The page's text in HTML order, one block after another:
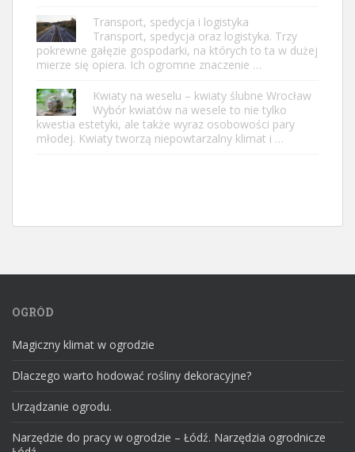
Transport, spedycja i logistyka
Transport, spedycja oraz logistyka. Trzy
pokrewne gałęzie gospodarki, na których to ta w dużej
mierze się opiera. Ich ogromne znaczenie …
Kwiaty na weselu – kwiaty ślubne Wrocław
Wybór kwiatów na wesele to nie tylko
kwestia estetyki, ale także wyraz osobowości pary
młodej. Kwiaty tworzą niepowtarzalny klimat i …
OGRÓD
Magiczny klimat w ogrodzie
Dlaczego warto hodować rośliny dekoracyjne?
Urządzanie ogrodu.
Narzędzie do pracy w ogrodzie – Łódź. Narzędzia ogrodnicze